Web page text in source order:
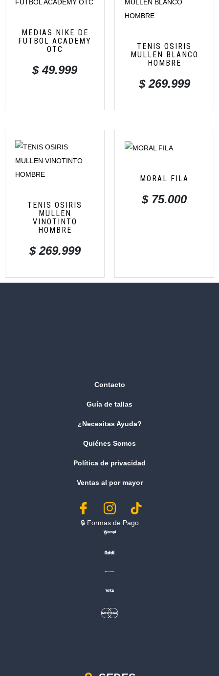
MEDIAS NIKE DE
FUTBOL ACADEMY
OTC
$49.999
TENIS OSIRIS
MULLEN BLANCO
HOMBRE
$269.999
TENIS OSIRIS
MULLEN
VINOTINTO
HOMBRE
$269.999
MORAL FILA
$75.000
Contacto
Guía de tallas
¿Necesitas Ayuda?
Quiénes Somos
Política de privacidad
Ventas al por mayor
🔒︎ Formas de Pago